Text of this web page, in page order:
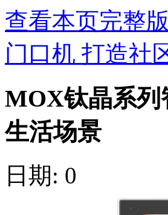
查看本页完整
门口机 打造社
MOX钛晶系
生活场景
日期: 0